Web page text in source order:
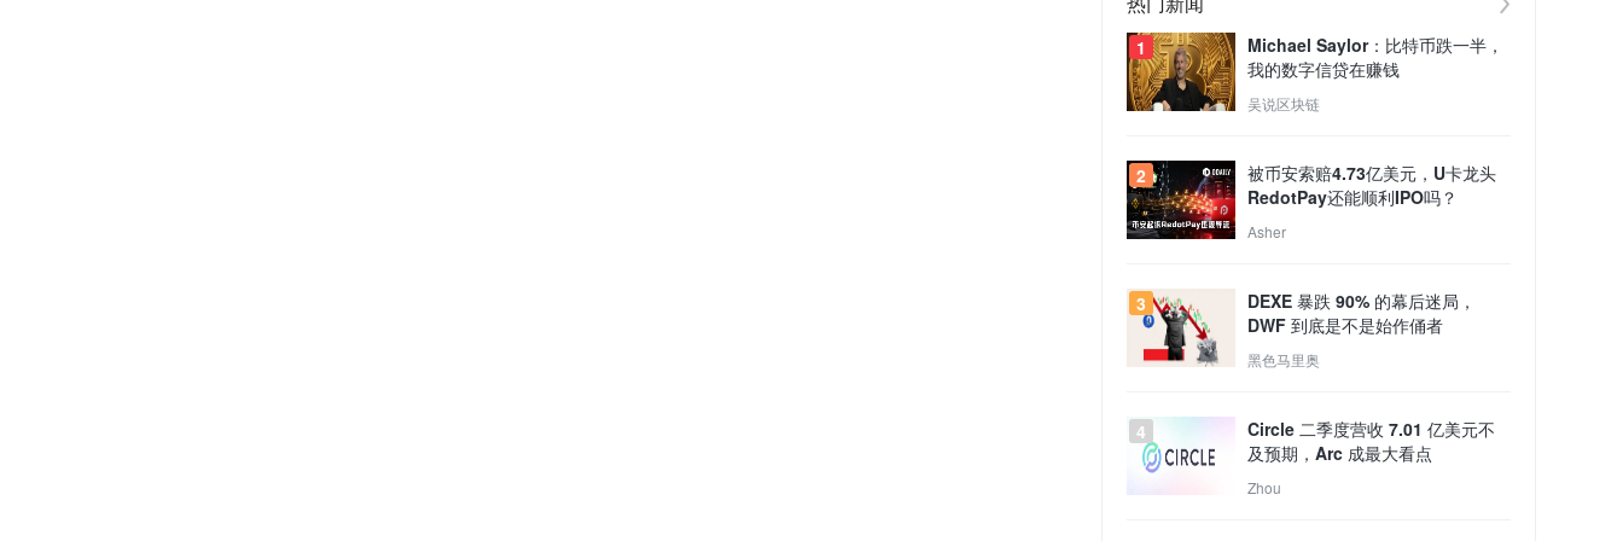
1
Michael Saylor：比特币跌一半，
我的数字信贷在赚钱
吴说区块链
2
被币安索赔4.73亿美元，U卡龙头
RedotPay还能顺利IPO吗？
Asher
3
DEXE 暴跌 90% 的幕后迷局，
DWF 到底是不是始作俑者
黑色马里奥
4
Circle 二季度营收 7.01 亿美元不
及预期，Arc 成最大看点
Zhou